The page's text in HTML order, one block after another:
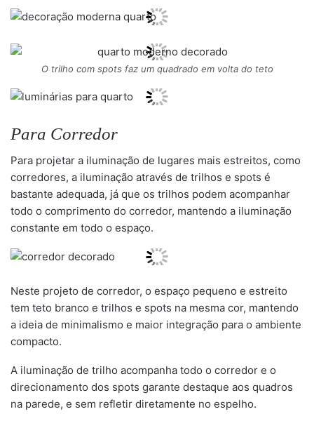
O trilho com spots faz um quadrado em volta do teto
Para Corredor
Para projetar a iluminação de lugares mais estreitos, como
corredores, a iluminação através de trilhos e spots é
bastante adequada, já que os trilhos podem acompanhar
todo o comprimento do corredor, mantendo a iluminação
constante em todo o espaço.
Neste projeto de corredor, o espaço pequeno e estreito
tem teto branco e trilhos e spots na mesma cor, mantendo
a ideia de minimalismo e maior integração para o ambiente
compacto.
A iluminação de trilho acompanha todo o corredor e o
direcionamento dos spots garante destaque aos quadros
na parede, e sem refletir diretamente no espelho.